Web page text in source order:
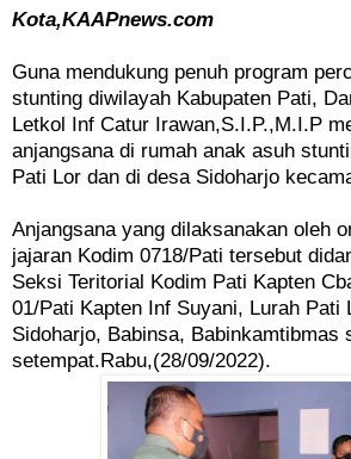
Kota,KAAPnews.com
Guna mendukung penuh program
stunting diwilayah Kabupaten Pati,
Letkol Inf Catur Irawan,S.I.P.,M.I.P
anjangsana di rumah anak asuh
Pati Lor dan di desa Sidoharjo
Anjangsana yang dilaksanakan oleh
jajaran Kodim 0718/Pati tersebut
Seksi Teritorial Kodim Pati Kapten
01/Pati Kapten Inf Suyani, Lurah Pati
Sidoharjo, Babinsa,
setempat.Rabu,(28/09/2022).